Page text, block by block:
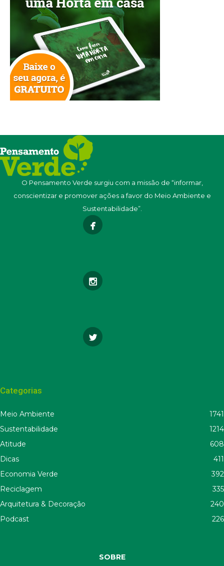
O Pensamento Verde surgiu com a missão de “informar,
conscientizar e promover ações a favor do Meio Ambiente e
Sustentabilidade”.
Categorias
Meio Ambiente
1741
Sustentabilidade
1214
Atitude
608
Dicas
411
Economia Verde
392
Reciclagem
335
Arquitetura & Decoração
240
Podcast
226
SOBRE